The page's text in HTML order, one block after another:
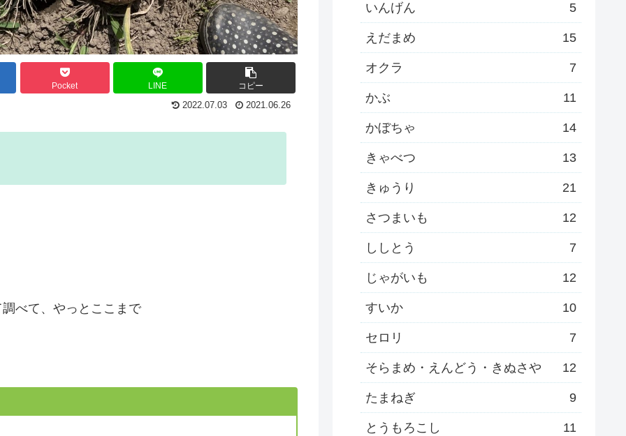
Pocket LINE コピー
2022.07.03 2021.06.26
べて、やっとここまで
いんげん 5
えだまめ 15
オクラ 7
かぶ 11
かぼちゃ 14
きゃべつ 13
きゅうり 21
さつまいも 12
ししとう 7
じゃがいも 12
すいか 10
セロリ 7
そらまめ・えんどう・きぬさや 12
たまねぎ 9
とうもろこし 11